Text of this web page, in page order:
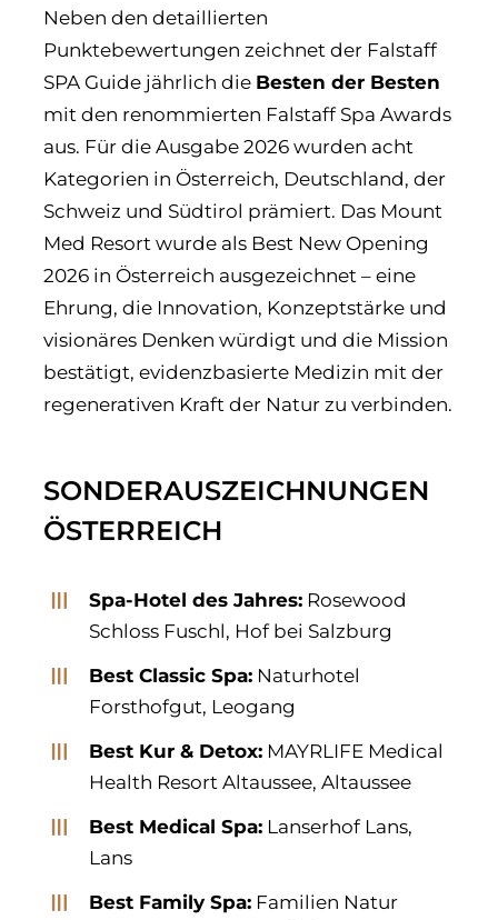
Neben den detaillierten
Punktebewertungen zeichnet der Falstaff
SPA Guide jährlich die Besten der Besten
mit den renommierten Falstaff Spa Awards
aus. Für die Ausgabe 2026 wurden acht
Kategorien in Österreich, Deutschland, der
Schweiz und Südtirol prämiert. Das Mount
Med Resort wurde als Best New Opening
2026 in Österreich ausgezeichnet – eine
Ehrung, die Innovation, Konzeptstärke und
visionäres Denken würdigt und die Mission
bestätigt, evidenzbasierte Medizin mit der
regenerativen Kraft der Natur zu verbinden.
SONDERAUSZEICHNUNGEN
ÖSTERREICH
Spa-Hotel des Jahres:Rosewood
Schloss Fuschl, Hof bei Salzburg
Best Classic Spa:Naturhotel
Forsthofgut, Leogang
Best Kur & Detox:MAYRLIFE Medical
Health Resort Altaussee, Altaussee
Best Medical Spa:Lanserhof Lans,
Lans
Best Family Spa:Familien Natur